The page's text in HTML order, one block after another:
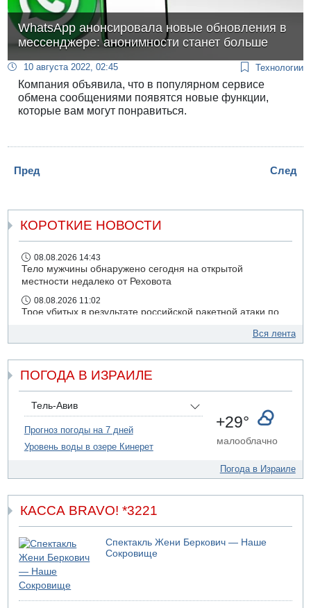
WhatsApp анонсировала новые обновления в
мессенджере: анонимности станет больше
10 августа 2022, 02:45 Технологии
Компания объявила, что в популярном сервисе
обмена сообщениями появятся новые функции,
которые вам могут понравиться.
Пред След
КОРОТКИЕ НОВОСТИ
08.08.2026 14:43
Тело мужчины обнаружено сегодня на открытой
местности недалеко от Реховота
08.08.2026 11:02
Трое убитых в результате российской ракетной атаки по
07.08.2026 20:43
07.08.2026 20:41
Ynet: "Хизбалла" запустила БПЛА со взрывчаткой по
07.08.2026 19:16
ДТП в Ашдоде: тяжело ранены двое маленьких детей
07.08.2026 19:14
Вся лента
ПОГОДА В ИЗРАИЛЕ
Тель-Авив
Прогноз погоды на 7 дней
Уровень воды в озере Кинерет
+29°
малооблачно
Погода в Израиле
КАССА BRAVO! *3221
Спектакль Жени Беркович — Наше
Сокровище